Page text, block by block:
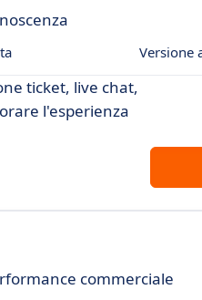
Versione
ticket, live chat,
l'esperienza
commerciale